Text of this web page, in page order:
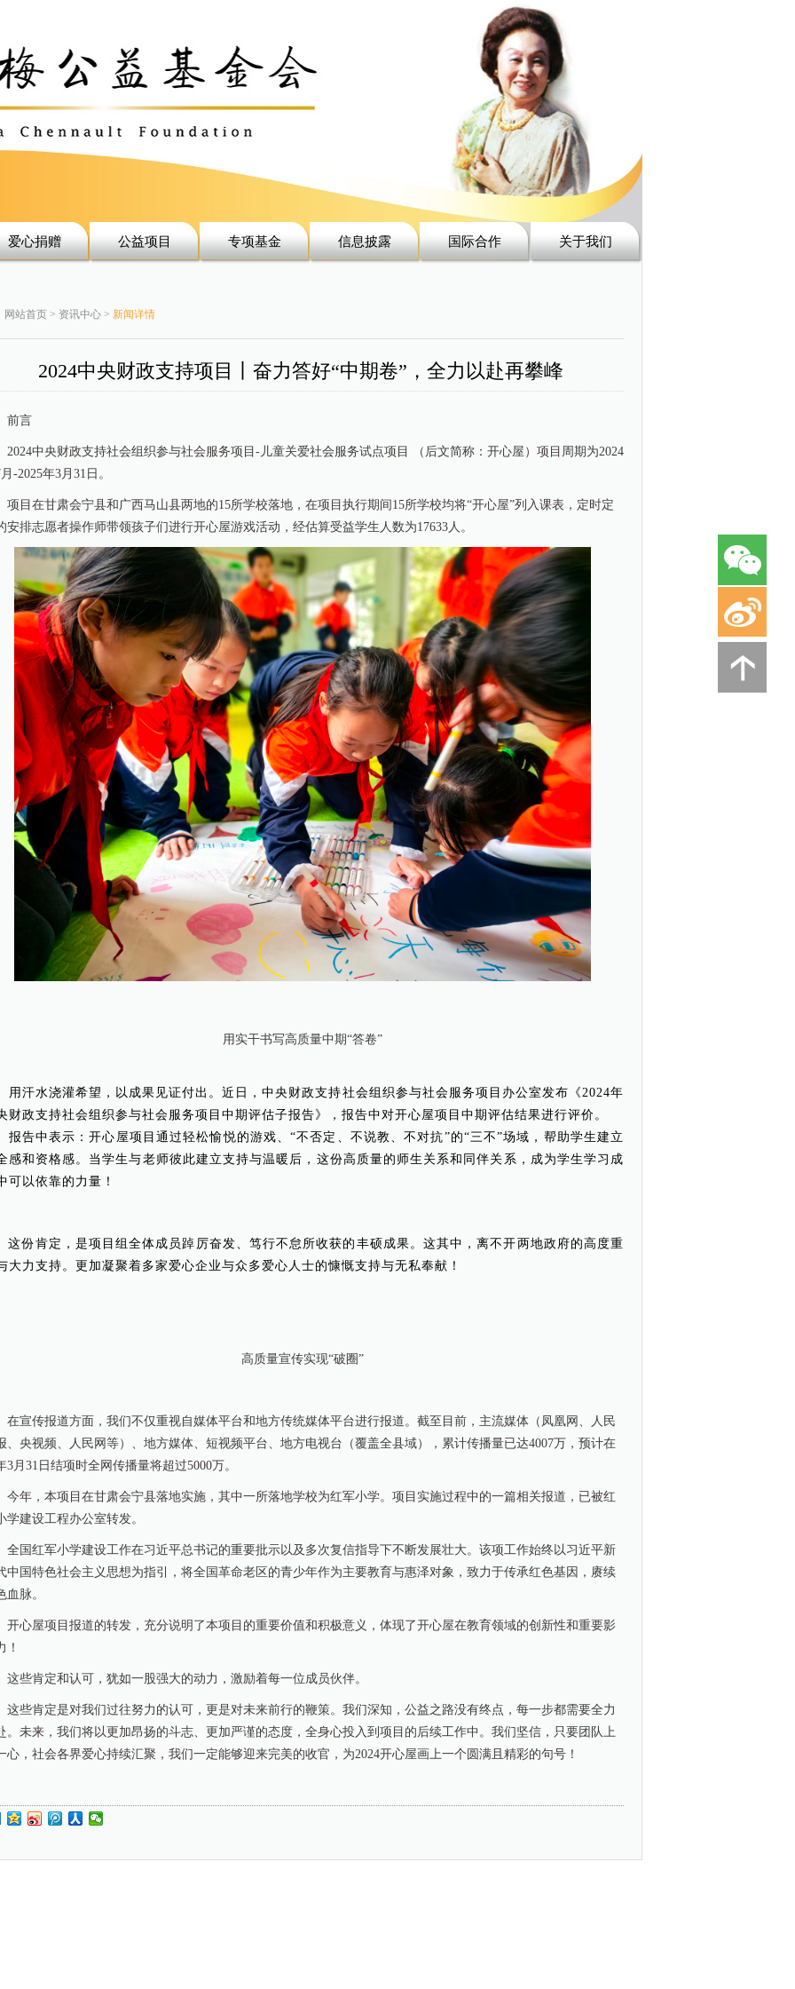
爱心捐赠 公益项目 专项基金 信息披露 国际合作 关于我们
网站首页 > 资讯中心 > 新闻详情
2024中央财政支持项目丨奋力答好“中期卷”，全力以赴再攀峰
前言
2024中央财政支持社会组织参与社会服务项目-儿童关爱社会服务试点项目 （后文简称：开心屋）项目周期为2024
-2025年3月31日。
项目在甘肃会宁县和广西马山县两地的15所学校落地，在项目执行期间15所学校均将“开心屋”列入课表，定时定
安排志愿者操作师带领孩子们进行开心屋游戏活动，经估算受益学生人数为17633人。
用实干书写高质量中期“答卷”
用汗水浇灌希望，以成果见证付出。近日，中央财政支持社会组织参与社会服务项目办公室发布《2024年
财政支持社会组织参与社会服务项目中期评估子报告》，报告中对开心屋项目中期评估结果进行评价。
报告中表示：开心屋项目通过轻松愉悦的游戏、“不否定、不说教、不对抗”的“三不”场域，帮助学生建立
感和资格感。当学生与老师彼此建立支持与温暖后，这份高质量的师生关系和同伴关系，成为学生学习成
可以依靠的力量！
这份肯定，是项目组全体成员踔厉奋发、笃行不怠所收获的丰硕成果。这其中，离不开两地政府的高度重
大力支持。更加凝聚着多家爱心企业与众多爱心人士的慷慨支持与无私奉献！
高质量宣传实现“破圈”
在宣传报道方面，我们不仅重视自媒体平台和地方传统媒体平台进行报道。截至目前，主流媒体（凤凰网、人民
、央视频、人民网等）、地方媒体、短视频平台、地方电视台（覆盖全县域），累计传播量已达4007万，预计在
3月31日结项时全网传播量将超过5000万。
今年，本项目在甘肃会宁县落地实施，其中一所落地学校为红军小学。项目实施过程中的一篇相关报道，已被红
学建设工程办公室转发。
全国红军小学建设工作在习近平总书记的重要批示以及多次复信指导下不断发展壮大。该项工作始终以习近平新
中国特色社会主义思想为指引，将全国革命老区的青少年作为主要教育与惠泽对象，致力于传承红色基因，赓续
血脉。
开心屋项目报道的转发，充分说明了本项目的重要价值和积极意义，体现了开心屋在教育领域的创新性和重要影
！
这些肯定和认可，犹如一股强大的动力，激励着每一位成员伙伴。
这些肯定是对我们过往努力的认可，更是对未来前行的鞭策。我们深知，公益之路没有终点，每一步都需要全力
。未来，我们将以更加昂扬的斗志、更加严谨的态度，全身心投入到项目的后续工作中。我们坚信，只要团队上
心，社会各界爱心持续汇聚，我们一定能够迎来完美的收官，为2024开心屋画上一个圆满且精彩的句号！